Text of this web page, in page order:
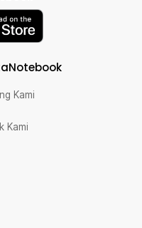
Kami
Kami